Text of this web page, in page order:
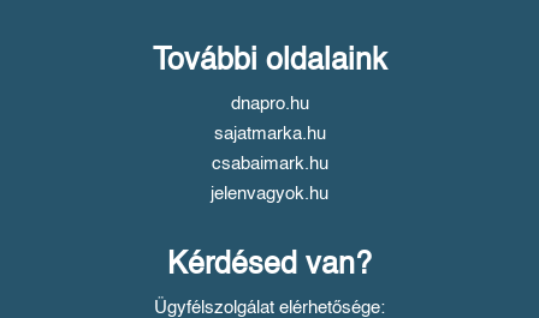
További oldalaink
dnapro.hu
sajatmarka.hu
csabaimark.hu
jelenvagyok.hu
Kérdésed van?
Ügyfélszolgálat elérhetősége: